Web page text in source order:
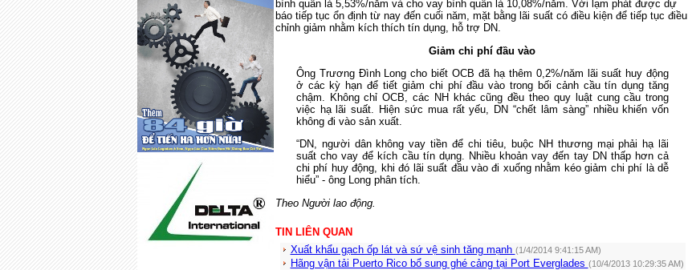
bình quân là 5,53%/năm và cho vay bình quân là 10,08%/năm. Với lạm phát được dự
báo tiếp tục ổn định từ nay đến cuối năm, mặt bằng lãi suất có điều kiện để tiếp tục điều
chỉnh giảm nhằm kích thích tín dụng, hỗ trợ DN.
Giảm chi phí đầu vào
Ông Trương Đình Long cho biết OCB đã hạ thêm 0,2%/năm lãi suất huy động
ở các kỳ hạn để tiết giảm chi phí đầu vào trong bối cảnh cầu tín dụng tăng
chậm. Không chỉ OCB, các NH khác cũng đều theo quy luật cung cầu trong
việc hạ lãi suất. Hiện sức mua rất yếu, DN “chết lâm sàng” nhiều khiến vốn
không đi vào sản xuất.
“DN, người dân không vay tiền để chi tiêu, buộc NH thương mại phải hạ lãi
suất cho vay để kích cầu tín dụng. Nhiều khoản vay đến tay DN thấp hơn cả
chi phí huy động, khi đó lãi suất đầu vào đi xuống nhằm kéo giảm chi phí là dễ
hiểu” - ông Long phân tích.
Theo Người lao động.
TIN LIÊN QUAN
Xuất khẩu gạch ốp lát và sứ vệ sinh tăng mạnh (1/4/2014 9:41:15 AM)
Hãng vận tải Puerto Rico bổ sung ghé cảng tại Port Everglades (10/4/2013 10:29:35 AM)